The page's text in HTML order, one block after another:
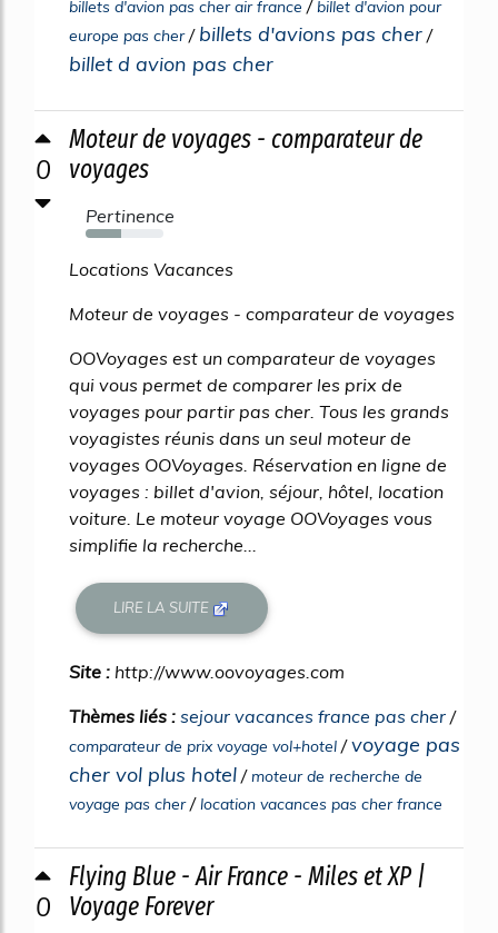
billets d'avion pas cher air france /billet d'avion pour
europe pas cher/ billets d'avions pas cher /
billet d avion pas cher
0
Moteur de voyages - comparateur de
voyages
Pertinence
45%
Locations Vacances
Moteur de voyages - comparateur de voyages
OOVoyages est un comparateur de voyages
qui vous permet de comparer les prix de
voyages pour partir pas cher. Tous les grands
voyagistes réunis dans un seul moteur de
voyages OOVoyages. Réservation en ligne de
voyages : billet d'avion, séjour, hôtel, location
voiture. Le moteur voyage OOVoyages vous
simplifie la recherche...
LIRE LA SUITE
Site : http://www.oovoyages.com
Thèmes liés : sejour vacances france pas cher /
comparateur de prix voyage vol+hotel /voyage pas
cher vol plus hotel /moteur de recherche de
voyage pas cher/location vacances pas cher france
0
Flying Blue - Air France - Miles et XP |
Voyage Forever